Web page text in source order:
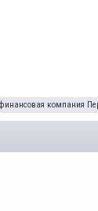
компания